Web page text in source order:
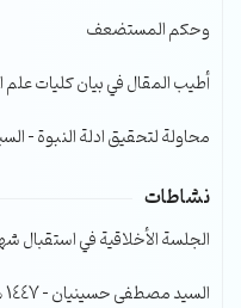
وحكم المستضعف
أطيب المقال في بيان كليات علم
محاولة لتحقيق ادلة النبوة –
نشاطات
الجلسة الأخلاقية في استقبال
السيد مصطفى حسينيان – 1447 هـ